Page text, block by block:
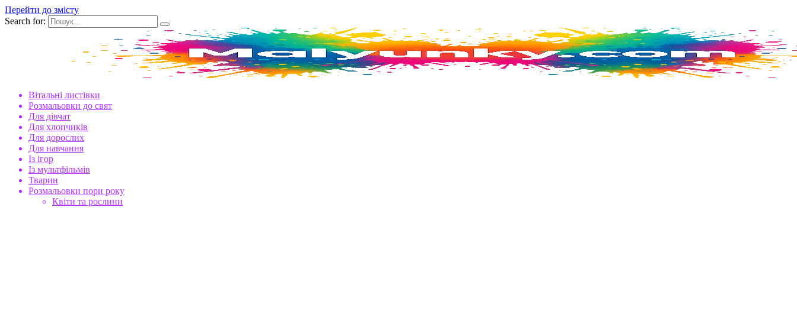
Перейти до змісту
Search for:
Вітальні листівки
Розмальовки до свят
Для дівчат
Для хлопчиків
Для дорослих
Для навчання
Із ігор
Із мультфільмів
Тварин
Розмальовки пори року
Квіти та рослини